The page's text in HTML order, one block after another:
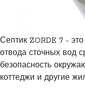
Септик ZORDE 7 -
отвода сточных вод
безопасность
коттеджи и другие